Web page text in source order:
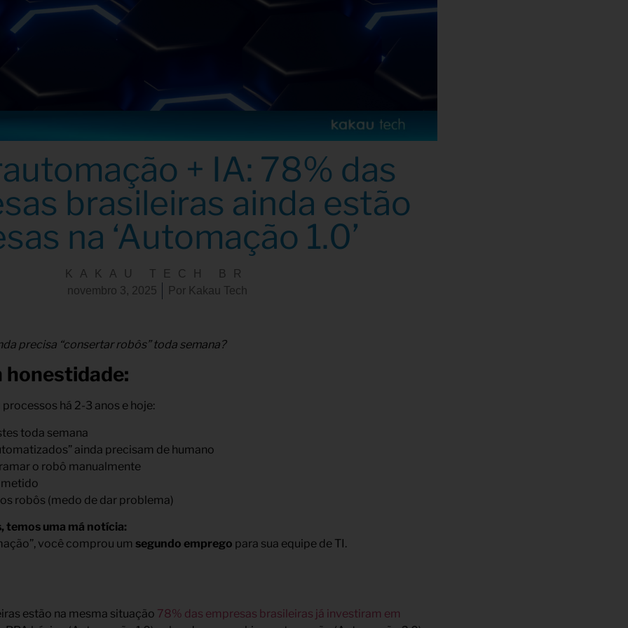
+ IA: 78% das
brasileiras ainda estão
na ‘Automação 1.0’
KAKAU TECH BR
novembro 3, 2025
PorKakau Tech
precisa “consertar robôs” toda semana?
honestidade:
há 2-3 anos e hoje:
toda semana
ainda precisam de humano
o robô manualmente
robôs (medo de dar problema)
temos uma má notícia:
você comprou um segundo emprego para sua equipe de TI.
estão na mesma situação 78% das empresas brasileiras já investiram em